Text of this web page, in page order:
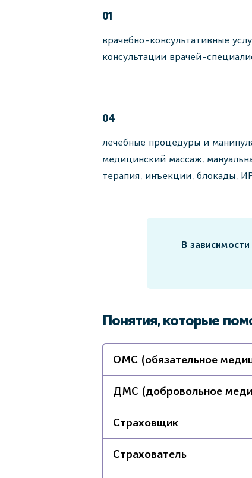
01
врачебно-консультативные
консультации врачей-
04
лечебные процедуры и
медицинский массаж,
терапия, инъекции, блокады,
В
Понятия, которые
ОМС (обязательное
ДМС (добровольное
Страховщик
Страхователь